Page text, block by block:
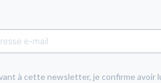
à cette newsletter, je confirme